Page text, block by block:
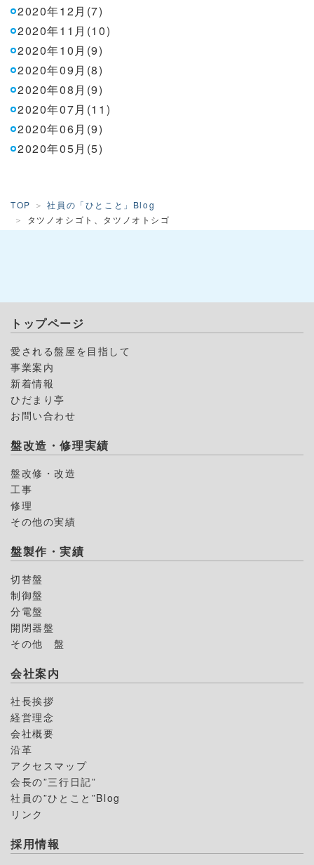
2020年12月(7)
2020年11月(10)
2020年10月(9)
2020年09月(8)
2020年08月(9)
2020年07月(11)
2020年06月(9)
2020年05月(5)
TOP
社員の「ひとこと」Blog
タツノオシゴト、タツノオトシゴ
トップページ
愛される盤屋を目指して
事業案内
新着情報
ひだまり亭
お問い合わせ
盤改造・修理実績
盤改修・改造
工事
修理
その他の実績
盤製作・実績
切替盤
制御盤
分電盤
開閉器盤
その他 盤
会社案内
社長挨拶
経営理念
会社概要
沿革
アクセスマップ
会長の”三行日記”
社員の”ひとこと”Blog
リンク
採用情報